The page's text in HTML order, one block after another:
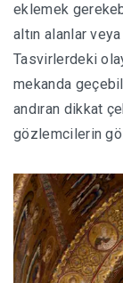
eklemek
altın alanlar
Tasvirlerdeki
mekanda
andıran dikkat
gözlemcilerin